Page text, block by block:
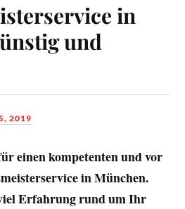
in
und
2019
einen kompetenten und vor
in München.
Erfahrung rund um Ihr